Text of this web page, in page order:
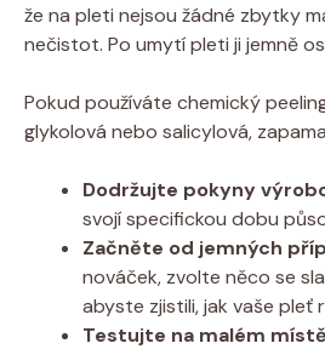
že na pleti nejsou žádné ‍zbytky
nečistot.⁢ Po⁤ umytí pleti ji jemně
Pokud používáte chemický
glykolová ⁤nebo salicylová,‍
Dodržujte⁤ pokyny
svojí ⁤specifickou ‍dobu
Začněte⁣ od​ jemných‌
nováček, zvolte ⁤něco se⁤
abyste zjistili,⁤ jak vaše pleť
Testujte na malém⁤